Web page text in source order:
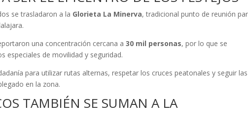
se trasladaron a la Glorieta La Minerva, tradicional punto de reunión
una concentración cercana a30 mil personas, por lo que se
especiales de movilidad y seguridad.
para utilizar rutas alternas, respetar los cruces peatonales y seguir las
en la zona.
TAMBIÉN SE SUMAN A LA